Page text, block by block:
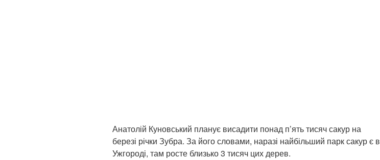
Анатолій Куновський планує висадити понад п’ять тисяч сакур на
березі річки Зубра. За його словами, наразі найбільший парк сакур є в
Ужгороді, там росте близько 3 тисяч цих дерев.